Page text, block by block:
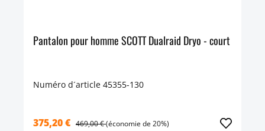
Pantalon pour homme SCOTT Dualraid Dryo - court
Numéro d´article 45355-130
375,20 € 469,00 €(économie de 20%)